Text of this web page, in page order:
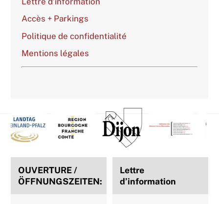
Accès + Parkings
Politique de confidentialité
Mentions légales
Back
To
Top
OUVERTURE /
ÖFFNUNGSZEITEN:
Lettre
d’information